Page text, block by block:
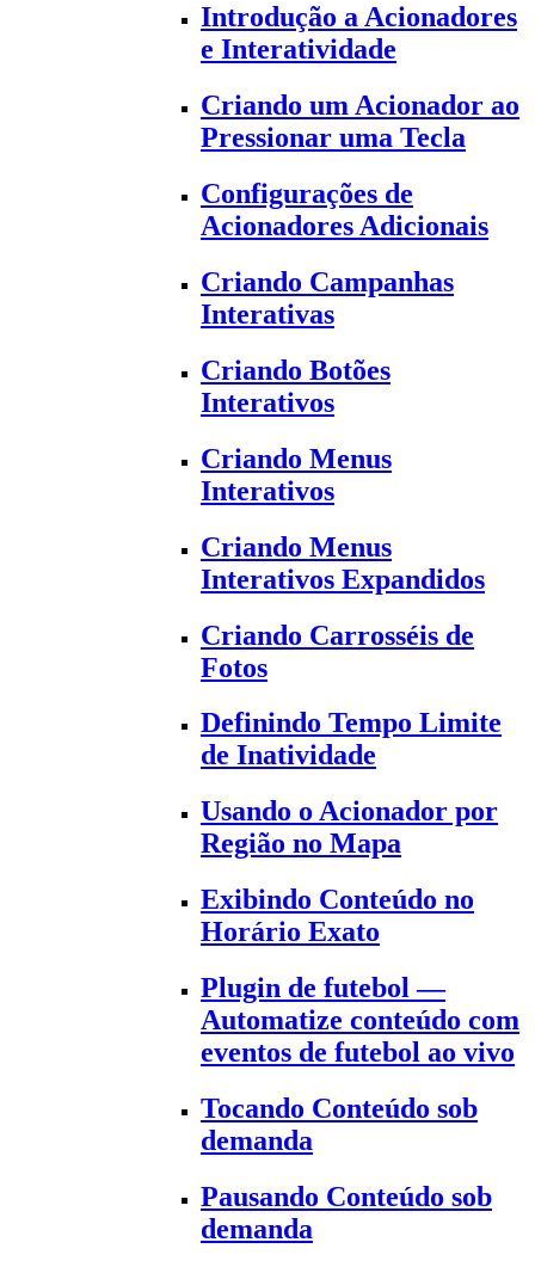
Introdução a Acionadores
e Interatividade
Criando um Acionador ao
Pressionar uma Tecla
Configurações de
Acionadores Adicionais
Criando Campanhas
Interativas
Criando Botões
Interativos
Criando Menus
Interativos
Criando Menus
Interativos Expandidos
Criando Carrosséis de
Fotos
Definindo Tempo Limite
de Inatividade
Usando o Acionador por
Região no Mapa
Exibindo Conteúdo no
Horário Exato
Plugin de futebol —
Automatize conteúdo com
eventos de futebol ao vivo
Tocando Conteúdo sob
demanda
Pausando Conteúdo sob
demanda